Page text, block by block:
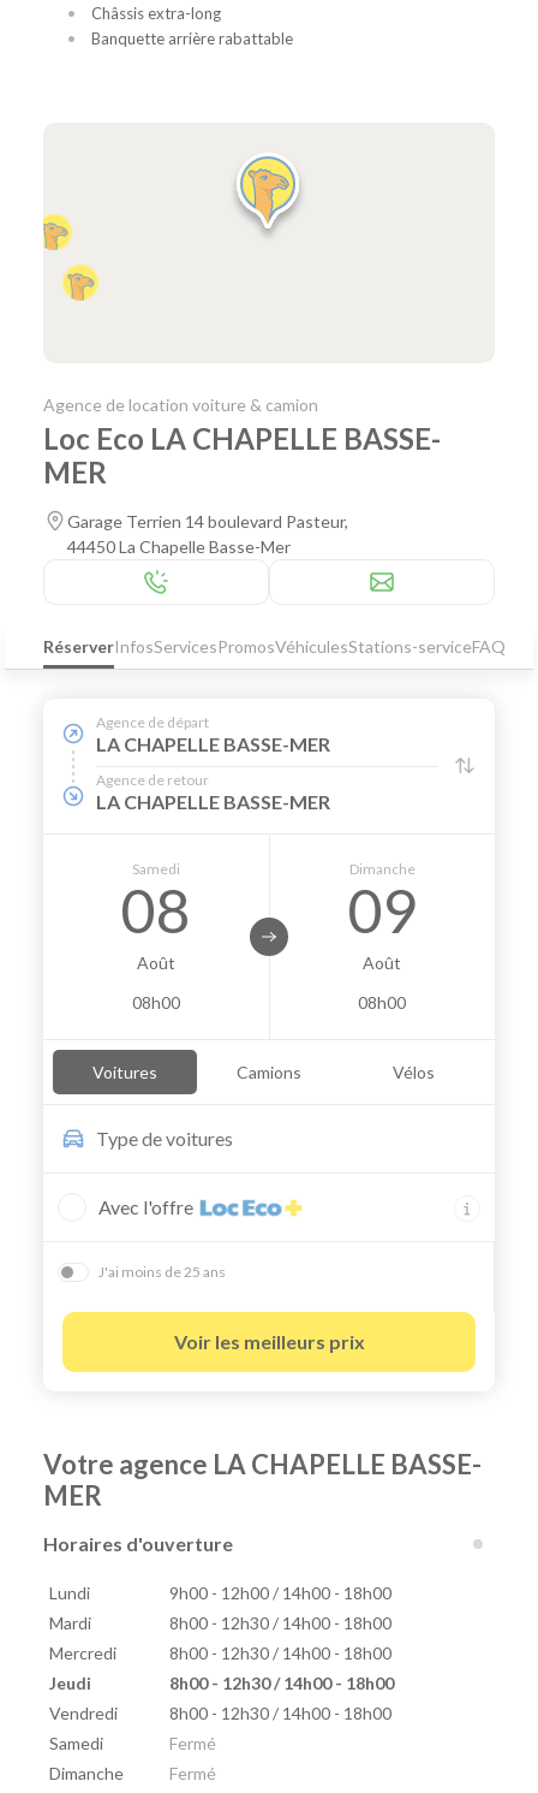
Châssis extra-long
Banquette arrière rabattable
Agence de location voiture & camion
Loc Eco LA CHAPELLE BASSE-
MER
Garage Terrien 14 boulevard Pasteur,
44450 La Chapelle Basse-Mer
RéserverInfosServicesPromosVéhiculesStations-serviceFAQ
Agence de départ
LA CHAPELLE BASSE-MER
Agence de retour
LA CHAPELLE BASSE-MER
Samedi
08
Août
08h00
Dimanche
09
Août
08h00
Voitures Camions Vélos
Type devoitures
Avec l'offre
J'ai moins de 25 ans
Voir les meilleurs prix
Votre agence LA CHAPELLE BASSE-
MER
Horaires d'ouverture
Lundi
9h00 - 12h00 / 14h00 - 18h00
Mardi
8h00 - 12h30 / 14h00 - 18h00
Mercredi
8h00 - 12h30 / 14h00 - 18h00
Jeudi
8h00 - 12h30 / 14h00 - 18h00
Vendredi
8h00 - 12h30 / 14h00 - 18h00
Samedi
Fermé
Dimanche
Fermé